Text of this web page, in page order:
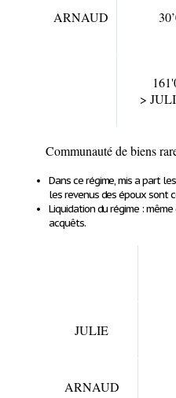
ARNAUD
>
Communauté de biens
Dans ce régime, mis a part
les revenus des époux sont
Liquidation du régime :
acquêts.
JULIE
ARNAUD